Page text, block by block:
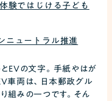
験ではじける子ども
ニュートラル推進
EVの文字。手紙やはが
車両は、日本郵政グル
組みの一つです。そん